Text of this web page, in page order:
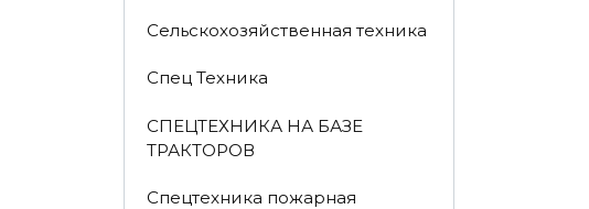
Сельскохозяйственная техника
Спец Техника
СПЕЦТЕХНИКА НА БАЗЕ
ТРАКТОРОВ
Спецтехника пожарная